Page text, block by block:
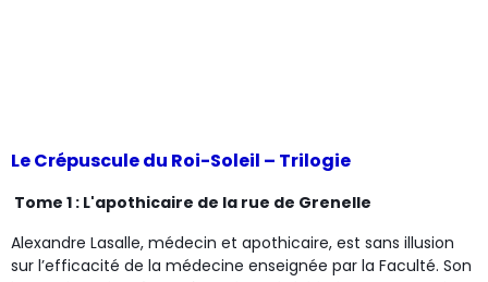
Le Crépuscule du Roi-Soleil – Trilogie
Tome 1 : L'apothicaire de la rue de Grenelle
Alexandre Lasalle, médecin et apothicaire, est sans illusion
sur l’efficacité de la médecine enseignée par la Faculté. Son